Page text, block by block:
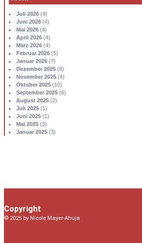
Juli 2026(4)
Juni 2026(4)
Mai 2026(4)
April 2026(4)
März 2026(4)
Februar 2026(5)
Januar 2026(7)
Dezember 2025(8)
November 2025(4)
Oktober 2025(10)
September 2025(6)
August 2025(2)
Juli 2025(1)
Juni 2025(1)
Mai 2025(3)
Januar 2025(3)
Copyright
© 2025 by Nicole Mayer-Ahuja